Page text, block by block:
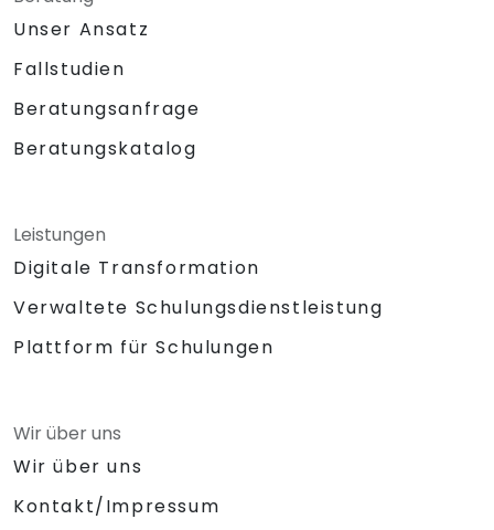
Unser Ansatz
Fallstudien
Beratungsanfrage
Beratungskatalog
Leistungen
Digitale Transformation
Verwaltete Schulungsdienstleistung
Plattform für Schulungen
Wir über uns
Wir über uns
Kontakt/Impressum